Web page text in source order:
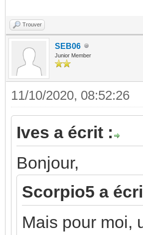
Trouver
SEB06
Junior Member
11/10/2020, 08:52:26
Ives a écrit :
Bonjour,
Scorpio5 a
Mais pour moi,